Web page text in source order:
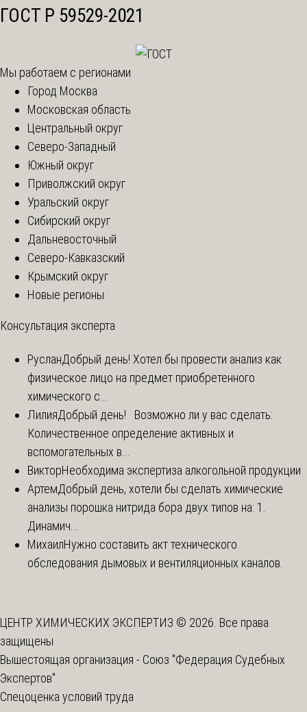
ГОСТ Р 59529-2021
Мы работаем с регионами
Город Москва
Московская область
Центральный округ
Северо-Западный
Южный округ
Приволжский округ
Уральский округ
Сибирский округ
Дальневосточный
Северо-Кавказский
Крымский округ
Новые регионы
Консультация эксперта
РусланДобрый день! Хотел бы провести анализ как
физическое лицо на предмет приобретенного
химического с...
ЛилияДобрый день! Возможно ли у вас сделать:
Количественное определение активных и
вспомогательных в...
ВикторНеобходима экспертиза алкогольной продукции
АртемДобрый день, хотели бы сделать химические
анализы порошка нитрида бора двух типов на: 1.
Динамич...
МихаилНужно составить акт технического
обследования дымовых и вентиляционных каналов.
ЦЕНТР ХИМИЧЕСКИХ ЭКСПЕРТИЗ © 2026. Все права
защищены
Вышестоящая организация - Союз "Федерация Судебных
Экспертов"
Спецоценка условий труда